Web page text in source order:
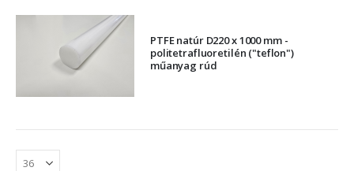
PTFE natúr D220 x 1000 mm -
politetrafluoretilén ("teflon")
műanyag rúd